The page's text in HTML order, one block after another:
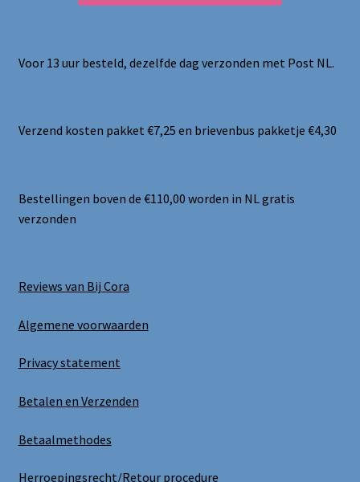
Voor 13 uur besteld, dezelfde dag verzonden met Post NL.
Verzend kosten pakket €7,25 en brievenbus pakketje €4,30
Bestellingen boven de €110,00 worden in NL gratis
verzonden
Reviews van Bij Cora
Algemene voorwaarden
Privacy statement
Betalen en Verzenden
Betaalmethodes
Herroepingsrecht/Retour procedure